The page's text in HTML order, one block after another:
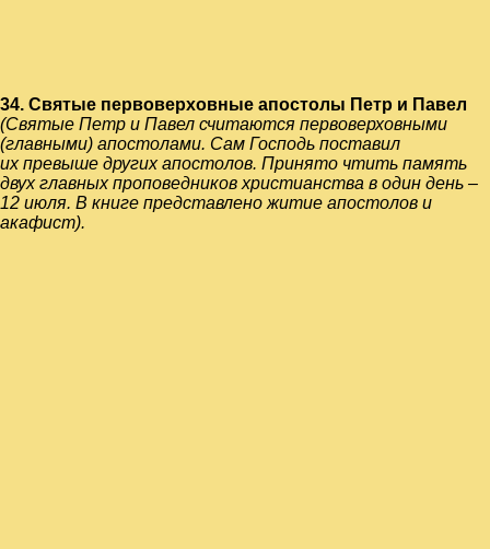
34. Святые первоверховные апостолы Петр и Павел
(Святые Петр и Павел считаются первоверховными
(главными) апостолами. Сам Господь поставил
их превыше других апостолов. Принято чтить память
двух главных проповедников христианства в один день –
12 июля. В книге представлено житие апостолов и
акафист).